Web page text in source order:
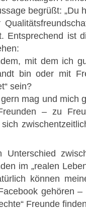
begrüßt: „Du
Entsprechend ist
mit dem ich
bin oder mit
sein?
mag und mich
– zu
im „realen
können
gehören
Freunde